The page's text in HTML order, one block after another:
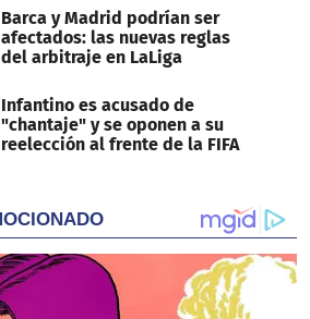
Barca y Madrid podrían ser
afectados: las nuevas reglas
del arbitraje en LaLiga
Infantino es acusado de
"chantaje" y se oponen a su
reelección al frente de la FIFA